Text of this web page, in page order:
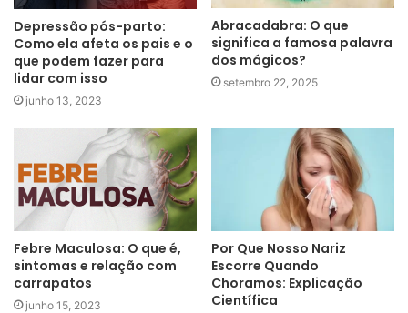
Depressão pós-parto:
Como ela afeta os pais e o
que podem fazer para
lidar com isso
junho 13, 2023
Abracadabra: O que
significa a famosa palavra
dos mágicos?
setembro 22, 2025
Febre Maculosa: O que é,
sintomas e relação com
carrapatos
junho 15, 2023
Por Que Nosso Nariz
Escorre Quando
Choramos: Explicação
Científica